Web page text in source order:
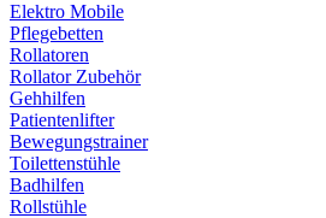
Elektro Mobile
Pflegebetten
Rollatoren
Rollator Zubehör
Gehhilfen
Patientenlifter
Bewegungstrainer
Toilettenstühle
Badhilfen
Rollstühle